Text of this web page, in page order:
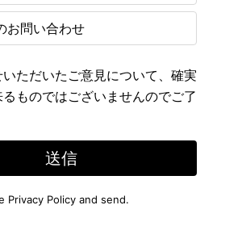
お問い合わせ
ただいたご意見について、確実
ものではございませんのでご了
送信
Privacy Policy and send.